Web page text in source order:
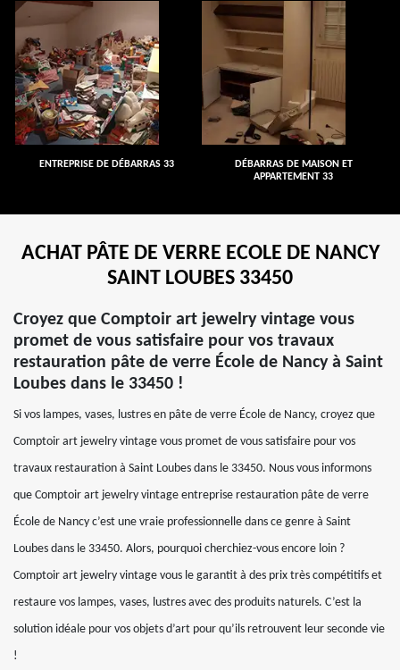
ENTREPRISE DE DÉBARRAS 33
DÉBARRAS DE MAISON ET
APPARTEMENT 33
ACHAT PÂTE DE VERRE ECOLE DE NANCY
SAINT LOUBES 33450
Croyez que Comptoir art jewelry vintage vous
promet de vous satisfaire pour vos travaux
restauration pâte de verre École de Nancy à Saint
Loubes dans le 33450 !
Si vos lampes, vases, lustres en pâte de verre École de Nancy, croyez que
Comptoir art jewelry vintage vous promet de vous satisfaire pour vos
travaux restauration à Saint Loubes dans le 33450. Nous vous informons
que Comptoir art jewelry vintage entreprise restauration pâte de verre
École de Nancy c’est une vraie professionnelle dans ce genre à Saint
Loubes dans le 33450. Alors, pourquoi cherchiez-vous encore loin ?
Comptoir art jewelry vintage vous le garantit à des prix très compétitifs et
restaure vos lampes, vases, lustres avec des produits naturels. C’est la
solution idéale pour vos objets d’art pour qu’ils retrouvent leur seconde vie
!